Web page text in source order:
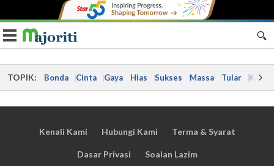
Toggle navigation
TOPIK: Bonda Cinta Gaya Hias Sukses Massa Tular Kes
Kenali Kami Hubungi Kami Terma & Syarat
Dasar Privasi Soalan Lazim